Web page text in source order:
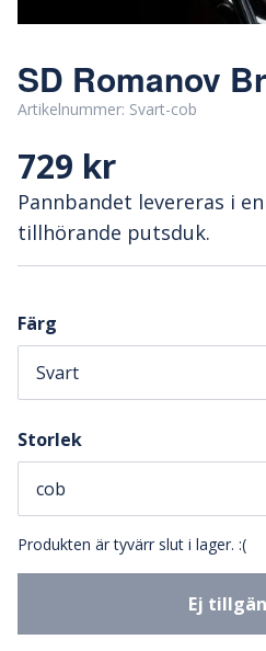
SD Romanov
Artikelnummer: Svart-cob
729 kr
Pannbandet levereras i
tillhörande putsduk.
Färg
Storlek
Produkten är tyvärr slut i lager. :(
Ej